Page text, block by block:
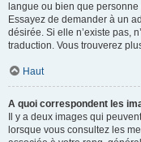
langue ou bien que
Essayez de demander à un
désirée. Si elle n’existe pas,
traduction. Vous trouverez
Haut
A quoi correspondent les
Il y a deux images qui
lorsque vous consultez les